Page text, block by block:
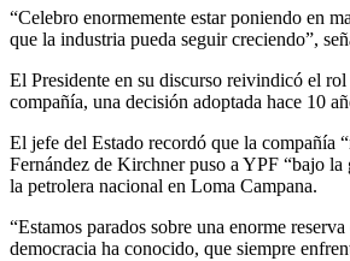
“Celebro enormemente estar poniendo en
que la industria pueda seguir creciendo”,
El Presidente en su discurso reivindicó el
compañía, una decisión adoptada hace 10
El jefe del Estado recordó que la compañía
Fernández de Kirchner puso a YPF “bajo
la petrolera nacional en Loma Campana.
“Estamos parados sobre una enorme
democracia ha conocido, que siempre